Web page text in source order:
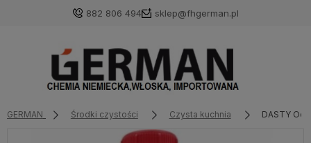
882 806 494 sklep@fhgerman.pl
GERMAN Środki czystości Czysta kuchnia DASTY